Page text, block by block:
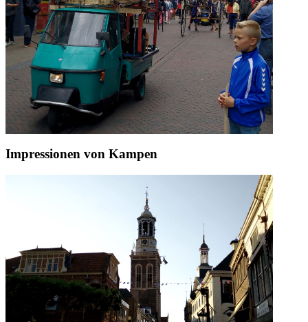
Impressionen von Kampen